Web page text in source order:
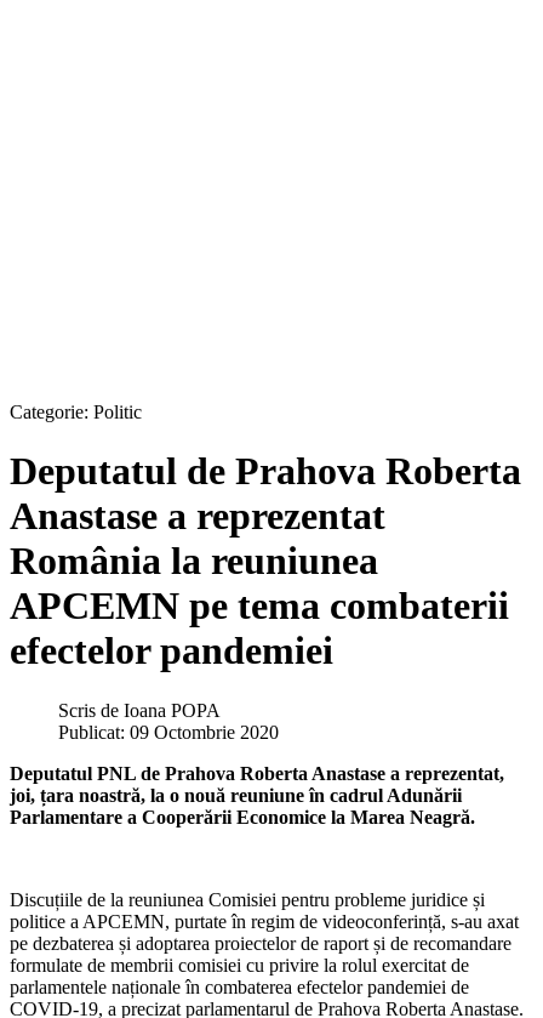
Categorie: Politic
Deputatul de Prahova Roberta
Anastase a reprezentat
România la reuniunea
APCEMN pe tema combaterii
efectelor pandemiei
Scris de Ioana POPA
Publicat: 09 Octombrie 2020
Deputatul PNL de Prahova Roberta Anastase a reprezentat,
joi, țara noastră, la o nouă reuniune în cadrul Adunării
Parlamentare a Cooperării Economice la Marea Neagră.
Discuțiile de la reuniunea Comisiei pentru probleme juridice și
politice a APCEMN, purtate în regim de videoconferință, s-au axat
pe dezbaterea și adoptarea proiectelor de raport și de recomandare
formulate de membrii comisiei cu privire la rolul exercitat de
parlamentele naționale în combaterea efectelor pandemiei de
COVID-19, a precizat parlamentarul de Prahova Roberta Anastase.